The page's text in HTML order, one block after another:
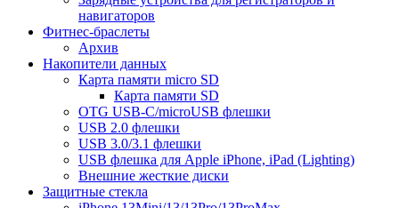
навигаторов
Фитнес-браслеты
Архив
Накопители данных
Карта памяти micro SD
Карта памяти SD
OTG USB-C/microUSB флешки
USB 2.0 флешки
USB 3.0/3.1 флешки
USB флешка для Apple iPhone, iPad (Lighting)
Внешние жесткие диски
Защитные стекла